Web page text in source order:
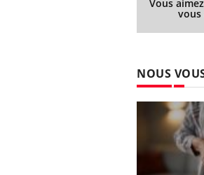
Vous
vous
NOUS